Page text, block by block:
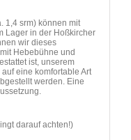
1,4 srm) können mit
Lager in der Hoßkircher
wir dieses
Hebebühne und
ist, unserem
eine komfortable Art
werden. Eine
darauf achten!)